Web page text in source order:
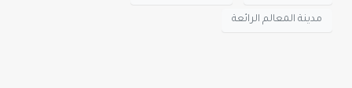
مدينة المعالم الرائعة